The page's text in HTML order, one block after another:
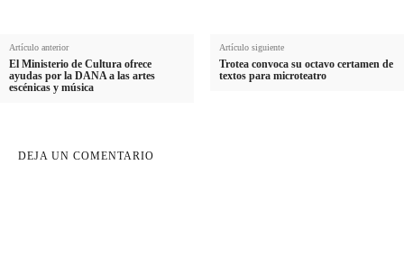
Artículo anterior
El Ministerio de Cultura ofrece
ayudas por la DANA a las artes
escénicas y música​
Artículo siguiente
Trotea convoca su octavo certamen de
textos para microteatro​
DEJA UN COMENTARIO